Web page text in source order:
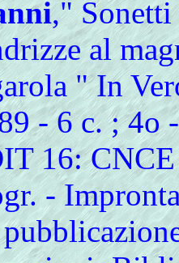
," Sonetti
al
" In
- 6 c. ;
16:
-